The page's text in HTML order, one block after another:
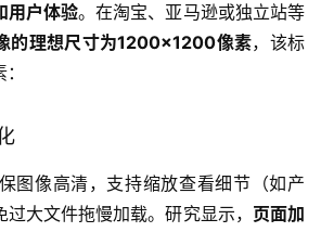
用户体验。在淘宝、亚马逊或独立站等
的理想尺寸为1200×1200像素，该标
图像高清，支持缩放查看细节（如产
大文件拖慢加载。研究显示， 页面加